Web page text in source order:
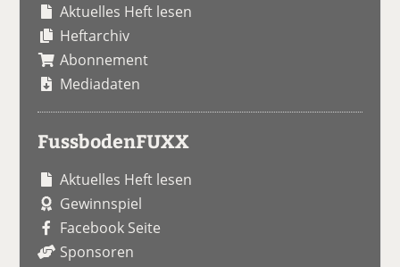
Aktuelles Heft lesen
Heftarchiv
Abonnement
Mediadaten
FussbodenFUXX
Aktuelles Heft lesen
Gewinnspiel
Facebook Seite
Sponsoren